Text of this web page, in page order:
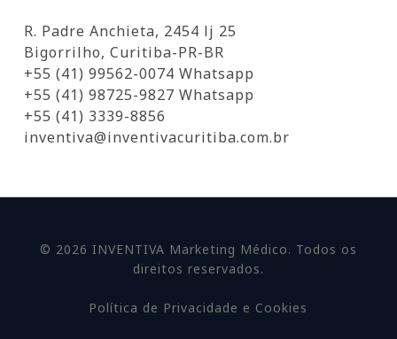
R. Padre Anchieta, 2454 lj 25
Bigorrilho, Curitiba-PR-BR
+55 (41) 99562-0074 Whatsapp
+55 (41) 98725-9827 Whatsapp
+55 (41) 3339-8856
inventiva@inventivacuritiba.com.br
© 2026 INVENTIVA Marketing Médico. Todos os
direitos reservados.
Política de Privacidade e Cookies